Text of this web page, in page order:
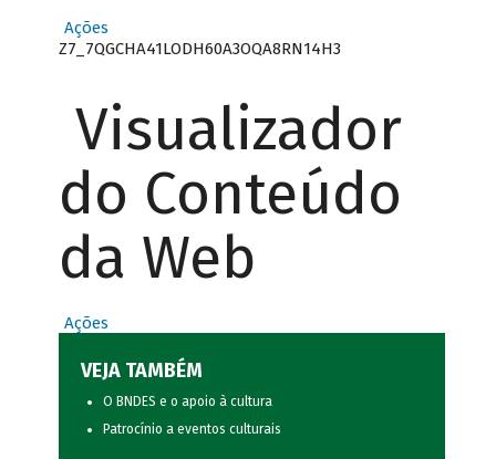
Ações
Z7_7QGCHA41LODH60A3OQA8RN14H3
Visualizador
do Conteúdo
da Web
Ações
VEJA TAMBÉM
O BNDES e o apoio à cultura
Patrocínio a eventos culturais